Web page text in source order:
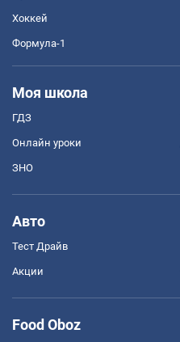
Хоккей
Формула-1
Моя школа
ГДЗ
Онлайн уроки
ЗНО
Авто
Тест Драйв
Акции
Food Oboz